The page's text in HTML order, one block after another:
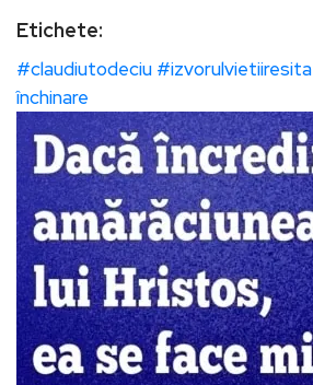
Etichete:
#claudiutodeciu #izvorulvietiiresita
închinare